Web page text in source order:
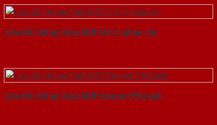
Cửa Gỗ Chống Cháy MDF O4 C1 phao chi
Cửa Gỗ Chống Cháy MDF Veneer P1R2 ash